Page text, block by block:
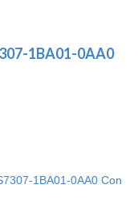
1BA01-0AA0